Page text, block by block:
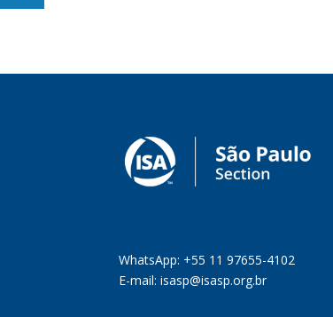
WhatsApp: +55 11 97655-4102
E-mail:isasp@isasp.org.br